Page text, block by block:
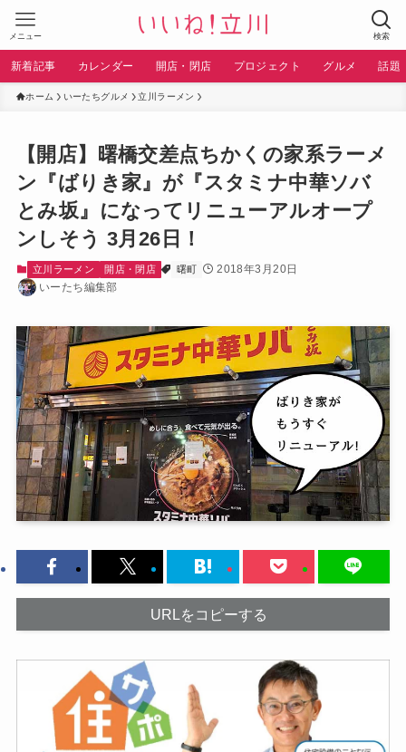
検索
メニュー
新着記事 カレンダー 開店・閉店 プロジェクト グルメ 話題
ホーム いーたちグルメ 立川ラーメン
【開店】曙橋交差点ちかくの家系ラーメ
ン『ばりき家』が『スタミナ中華ソバ
とみ坂』になってリニューアルオープ
ンしそう 3月26日！
立川ラーメン 開店・閉店 曙町
2018年3月20日
いーたち編集部
URLをコピーする